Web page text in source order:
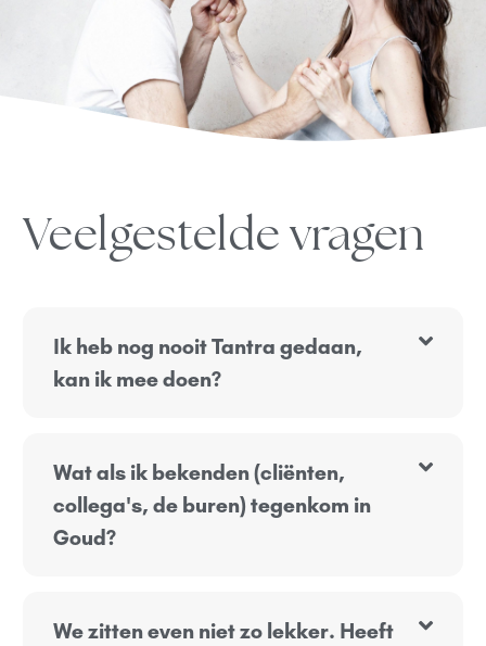
Veelgestelde vragen
Ik heb nog nooit Tantra gedaan,
kan ik mee doen?
Wat als ik bekenden (cliënten,
collega's, de buren) tegenkom in
Goud?
We zitten even niet zo lekker. Heeft